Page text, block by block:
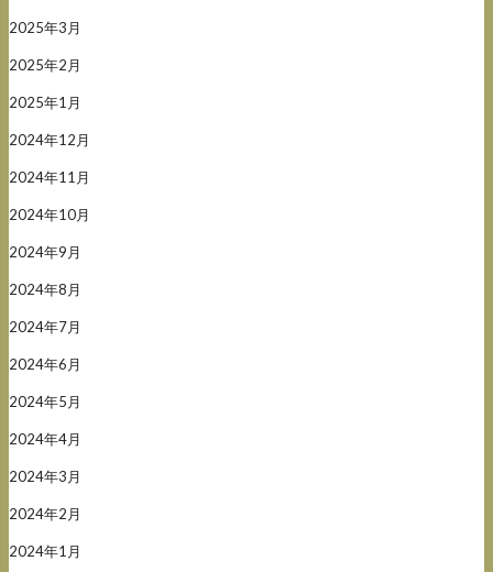
2025年3月
2025年2月
2025年1月
2024年12月
2024年11月
2024年10月
2024年9月
2024年8月
2024年7月
2024年6月
2024年5月
2024年4月
2024年3月
2024年2月
2024年1月